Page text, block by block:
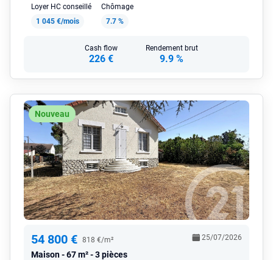
Loyer HC conseillé
1 045 €/mois
Chômage
7.7 %
Cash flow
226 €
Rendement brut
9.9 %
Nouveau
54 800 € 818 €/m²
Maison 67 m² - 3 pièces
25/07/2026